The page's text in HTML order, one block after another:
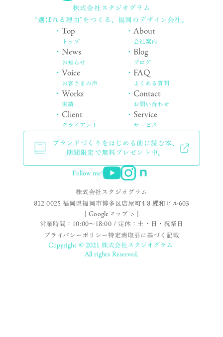
株式会社スタジオグラム
“選ばれる理由”をつくる、福岡のデザイン会社。
・Top
トップ
・News
お知らせ
・Voice
お客さまの声
・Works
実績
・ Client
クライアント
・About
会社案内
・ Blog
ブログ
・ FAQ
よくある質問
・ Contact
お問い合わせ
・ Service
サービス
ブランドづくりをはじめる前に読む本、
期間限定で無料プレゼント中。
Follow me!
株式会社スタジオグラム
812-0025 福岡県福岡市博多区店屋町4-8 蝶和ビル603
[ Googleマップ > ]
営業時間：10:00〜18:00 / 定休：土・日・祝祭日
プライバシーポリシー特定商取引に基づく記載
Copyright © 2021 株式会社スタジオグラム
All rights Reserved.